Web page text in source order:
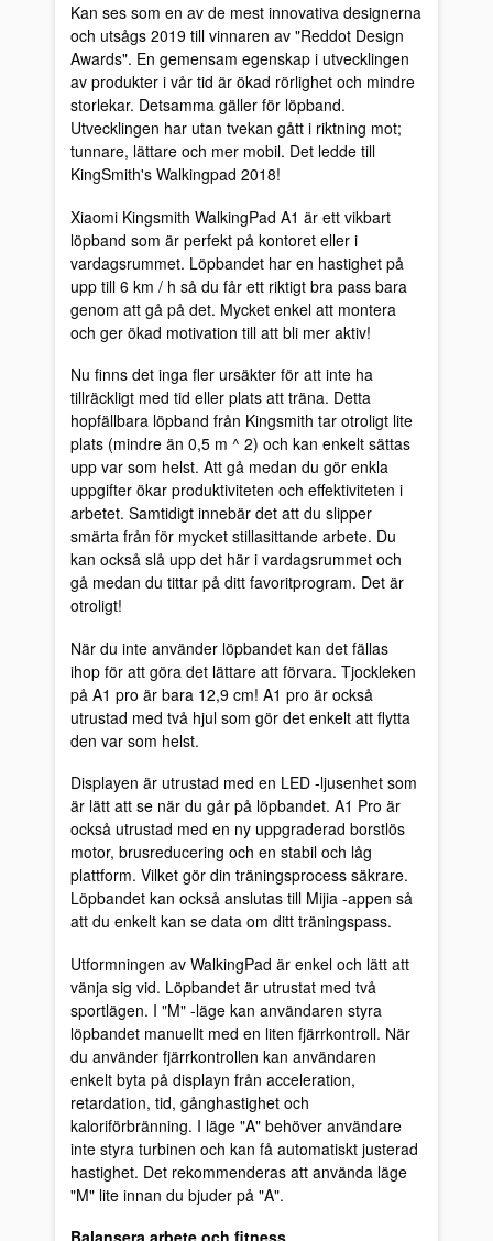
Kan ses som en av de mest innovativa designerna
och utsågs 2019 till vinnaren av "Reddot Design
Awards". En gemensam egenskap i utvecklingen
av produkter i vår tid är ökad rörlighet och mindre
storlekar. Detsamma gäller för löpband.
Utvecklingen har utan tvekan gått i riktning mot;
tunnare, lättare och mer mobil. Det ledde till
KingSmith's Walkingpad 2018!
Xiaomi Kingsmith WalkingPad A1 är ett vikbart
löpband som är perfekt på kontoret eller i
vardagsrummet. Löpbandet har en hastighet på
upp till 6 km / h så du får ett riktigt bra pass bara
genom att gå på det. Mycket enkel att montera
och ger ökad motivation till att bli mer aktiv!
Nu finns det inga fler ursäkter för att inte ha
tillräckligt med tid eller plats att träna. Detta
hopfällbara löpband från Kingsmith tar otroligt lite
plats (mindre än 0,5 m ^ 2) och kan enkelt sättas
upp var som helst. Att gå medan du gör enkla
uppgifter ökar produktiviteten och effektiviteten i
arbetet. Samtidigt innebär det att du slipper
smärta från för mycket stillasittande arbete. Du
kan också slå upp det här i vardagsrummet och
gå medan du tittar på ditt favoritprogram. Det är
otroligt!
När du inte använder löpbandet kan det fällas
ihop för att göra det lättare att förvara. Tjockleken
på A1 pro är bara 12,9 cm! A1 pro är också
utrustad med två hjul som gör det enkelt att flytta
den var som helst.
Displayen är utrustad med en LED -ljusenhet som
är lätt att se när du går på löpbandet. A1 Pro är
också utrustad med en ny uppgraderad borstlös
motor, brusreducering och en stabil och låg
plattform. Vilket gör din träningsprocess säkrare.
Löpbandet kan också anslutas till Mijia -appen så
att du enkelt kan se data om ditt träningspass.
Utformningen av WalkingPad är enkel och lätt att
vänja sig vid. Löpbandet är utrustat med två
sportlägen. I "M" -läge kan användaren styra
löpbandet manuellt med en liten fjärrkontroll. När
du använder fjärrkontrollen kan användaren
enkelt byta på displayn från acceleration,
retardation, tid, gånghastighet och
kaloriförbränning. I läge "A" behöver användare
inte styra turbinen och kan få automatiskt justerad
hastighet. Det rekommenderas att använda läge
"M" lite innan du bjuder på "A".